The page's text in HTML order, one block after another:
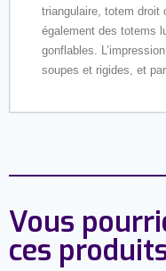
triangulaire, totem droit
également des totems
gonflables.
soupes et rigides, et
Vous
ces